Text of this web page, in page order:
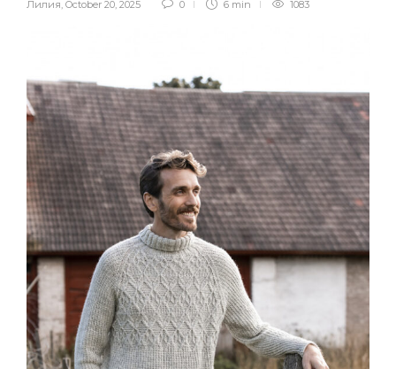
Лилия October 20, 2025 0 6 min 1083